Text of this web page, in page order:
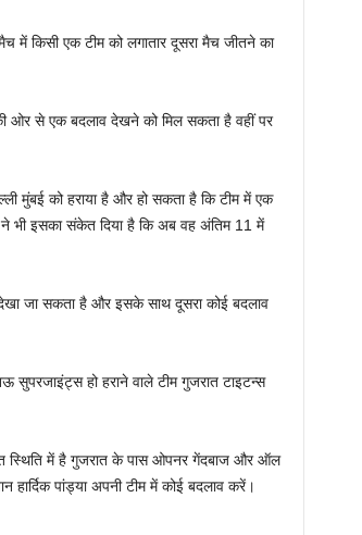
में किसी एक टीम को लगातार दूसरा मैच जीतने का
ओर से एक बदलाव देखने को मिल सकता है वहीं पर
को हराया है और हो सकता है कि टीम में एक
भी इसका संकेत दिया है कि अब वह अंतिम 11 में
जा सकता है और इसके साथ दूसरा कोई बदलाव
हो हराने वाले टीम गुजरात टाइटन्स
स्थिति में है गुजरात के पास ओपनर गेंदबाज और ऑल
पांड्या अपनी टीम में कोई बदलाव करें।